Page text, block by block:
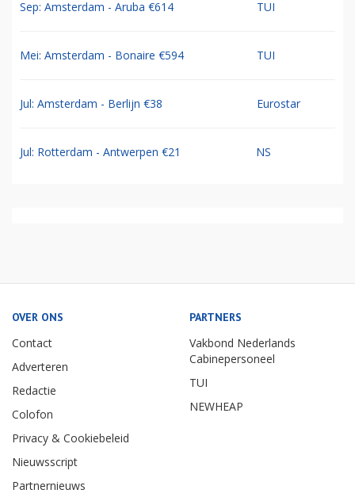
Sep: Amsterdam - Aruba €614 TUI
Mei: Amsterdam - Bonaire €594 TUI
Jul: Amsterdam - Berlijn €38 Eurostar
Jul: Rotterdam - Antwerpen €21 NS
OVER ONS
Contact
Adverteren
Redactie
Colofon
Privacy & Cookiebeleid
Nieuwsscript
Partnernieuws
PARTNERS
Vakbond Nederlands
Cabinepersoneel
TUI
NEWHEAP